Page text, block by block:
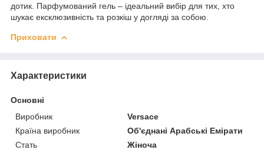
дотик. Парфумований гель – ідеальний вибір для тих, хто
шукає ексклюзивність та розкіш у догляді за собою.
Приховати
Характеристики
Основні
Виробник
Versace
Країна виробник
Об'єднані Арабські Емірати
Стать
Жіноча